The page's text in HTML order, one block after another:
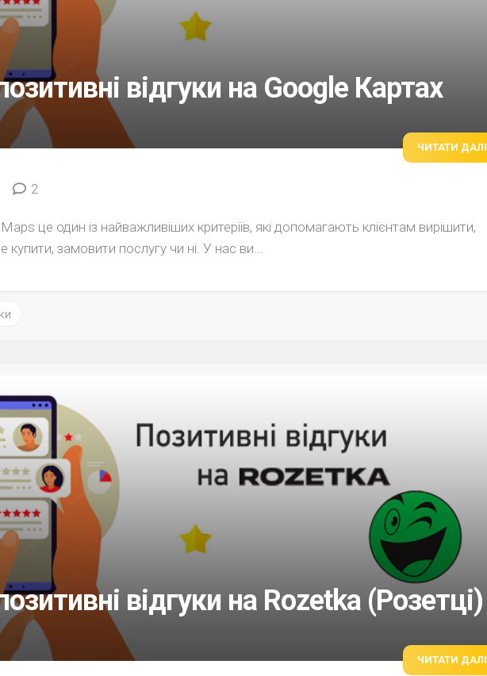
відгуки на Google Картах
ЧИТАТИ ДАЛІ
2
це один із найважливіших критеріїв, які допомагають клієнтам вирішити,
купити, замовити послугу чи ні. У нас ви...
відгуки на Rozetka (Розетці)
ЧИТАТИ ДАЛІ